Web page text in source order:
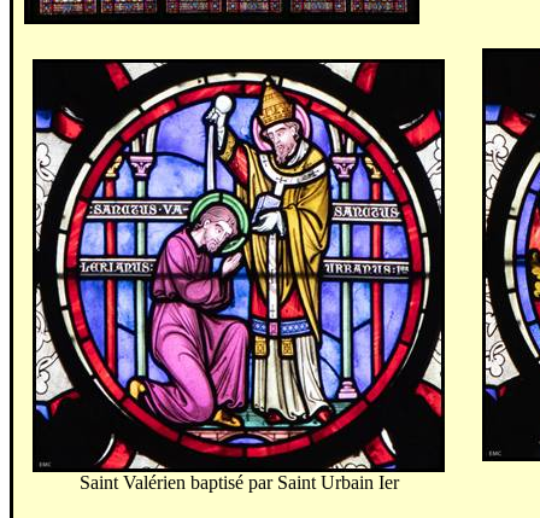
Saint Valérien baptisé par Saint Urbain Ier